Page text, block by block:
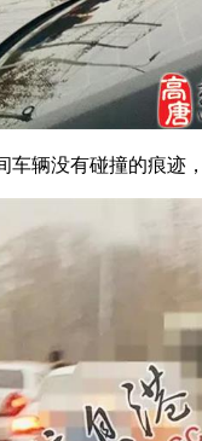
辆没有碰撞的痕迹